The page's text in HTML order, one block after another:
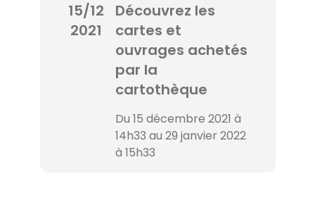
15/12
2021
Découvrez les
cartes et
ouvrages achetés
par la
cartothèque
Du 15 décembre 2021 à
14h33 au 29 janvier 2022
à 15h33